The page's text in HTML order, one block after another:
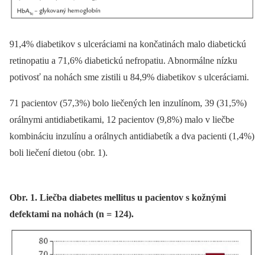
91,4% diabetikov s ulceráciami na končatinách malo diabetickú
retinopatiu a 71,6% diabetickú nefropatiu. Abnormálne nízku
potivosť na nohách sme zistili u 84,9% diabetikov s ulceráciami.
71 pacientov (57,3%) bolo liečených len inzulínom, 39 (31,5%)
orálnymi antidiabetikami, 12 pacientov (9,8%) malo v liečbe
kombináciu inzulínu a orálnych antidiabetík a dva pacienti (1,4%)
boli liečení dietou (obr. 1).
Obr. 1. Liečba diabetes mellitus u pacientov s kožnými
defektami na nohách (n = 124).